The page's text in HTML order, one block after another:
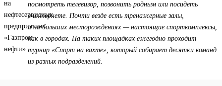
посмотреть телевизор, позвонить родным или посидеть
в интернете. Почти везде есть тренажерные залы,
а на больших месторождениях — настоящие спорткомплексы,
как в городах. На таких площадках ежегодно проходит
турнир «Спорт на вахте», который собирает десятки команд
из разных подразделений.